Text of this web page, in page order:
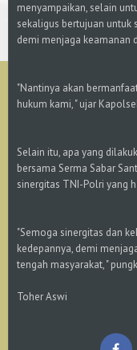
menyampaikan, selain
sekaligus bertujuan untuk
demi menjaga keamanan
"Nantinya akan
hukum kami, " ujar
Selain itu, apa yang
bersama Serma Sabar
sinergitas TNI-Polri yang
"Semoga sinergitas dan
kedepannya, demi
tengah masyarakat, "
Toher Aswi